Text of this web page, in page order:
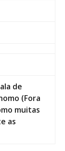
de
(Fora
muitas
as